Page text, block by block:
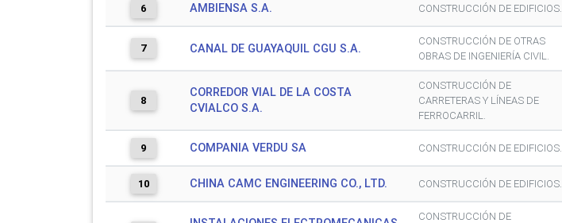
6 AMBIENSA S.A. CONSTRUCCIÓN DE EDIFICIOS.
7 CANAL DE GUAYAQUIL CGU S.A.
CONSTRUCCIÓN DE OTRAS
OBRAS DE INGENIERÍA CIVIL.
8
CORREDOR VIAL DE LA COSTA
CVIALCO S.A.
CONSTRUCCIÓN DE
CARRETERAS Y LÍNEAS DE
FERROCARRIL.
9 COMPANIA VERDU SA CONSTRUCCIÓN DE EDIFICIOS.
10 CHINA CAMC ENGINEERING CO., LTD. CONSTRUCCIÓN DE EDIFICIOS.
CONSTRUCCIÓN DE